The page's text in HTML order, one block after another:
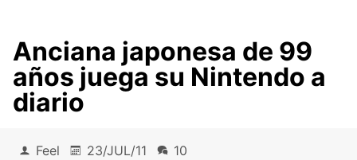
Anciana japonesa de 99
años juega su Nintendo a
diario
Feel 23/JUL/11 10